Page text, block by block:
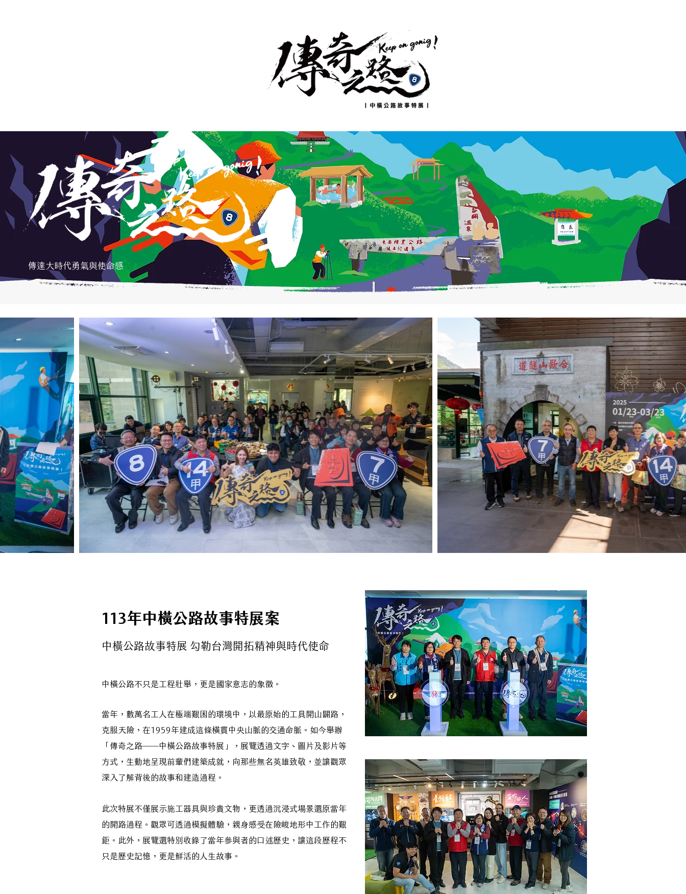
傳達大時代勇氣與使命感
113年中橫公路故事特展案
中橫公路故事特展 勾勒台灣開拓精神與時代使命
中橫公路不只是工程壯舉，更是國家意志的象徵。
當年，數萬名工人在極端艱困的環境中，以最原始的工具開山闢路，
克服天險，在1959年建成這條橫貫中央山脈的交通命脈。如今舉辦
「傳奇之路——中橫公路故事特展」，展覽透過文字、圖片及影片等
方式，生動地呈現前輩們建築成就，向那些無名英雄致敬，並讓觀眾
深入了解背後的故事和建造過程。
此次特展不僅展示施工器具與珍貴文物，更透過沉浸式場景還原當年
的開路過程。觀眾可透過模擬體驗，親身感受在險峻地形中工作的艱
鉅。此外，展覽還特別收錄了當年參與者的口述歷史，讓這段歷程不
只是歷史記憶，更是鮮活的人生故事。